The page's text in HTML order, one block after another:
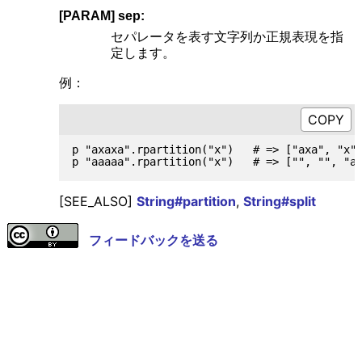
[PARAM] sep:
セパレータを表す文字列か正規表現を指
定します。
例：
p "axaxa".rpartition("x")   # => ["axa",
[SEE_ALSO] String#partition, String#split
フィードバックを送る